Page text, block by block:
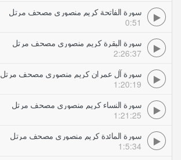
سورة الفاتحة كريم منصوري مصحف مرتل
0:51
سورة البقرة كريم منصوري مصحف مرتل
2:26:37
سورة آل عمران كريم منصوري مصحف مرتل
1:20:19
سورة النساء كريم منصوري مصحف مرتل
1:21:25
سورة المائدة كريم منصوري مصحف مرتل
1:5:34